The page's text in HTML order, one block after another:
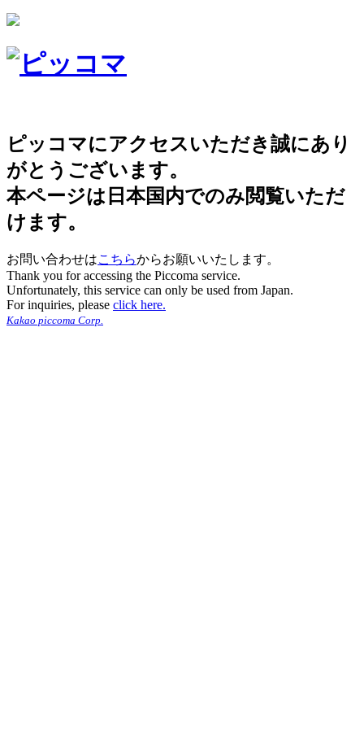
ピッコマにアクセスいただき誠にあり
がとうございます。
本ページは日本国内でのみ閲覧いただ
けます。
お問い合わせはこちらからお願いいたします。
Thank you for accessing the Piccoma service.
Unfortunately, this service can only be used from Japan.
For inquiries, please click here.
Kakao piccoma Corp.